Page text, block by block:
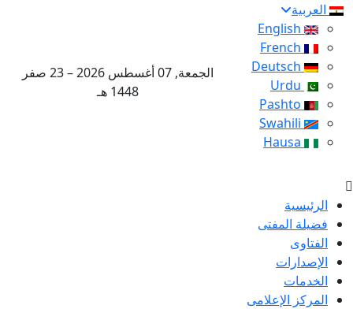
العربية
الجمعة, 07 أغسطس 2026 – 23 صفر
1448 هـ
الرئيسية
فضيلة المفتى
الفتاوى
الإصدارات
الخدمات
المركز الإعلامى